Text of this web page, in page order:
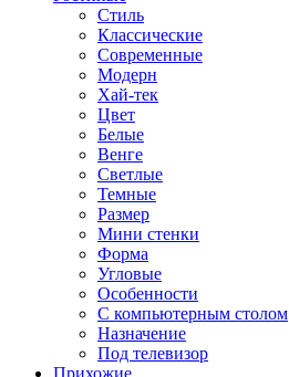
Стиль
Классические
Современные
Модерн
Хай-тек
Цвет
Белые
Венге
Светлые
Темные
Размер
Мини стенки
Форма
Угловые
Особенности
С компьютерным столом
Назначение
Под телевизор
Прихожие